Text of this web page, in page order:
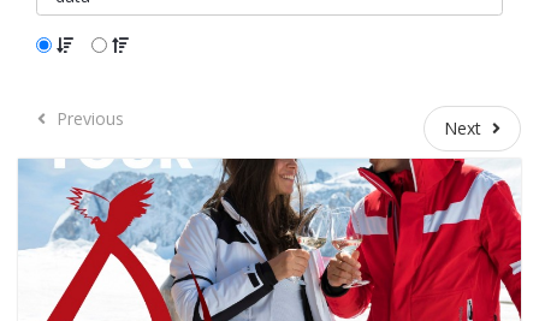
PreviousPrevious Next Next